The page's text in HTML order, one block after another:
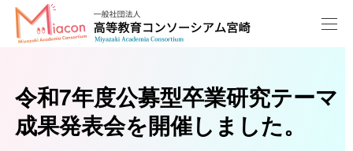
令和7年度公募型卒業研究テーマ
成果発表会を開催しました。